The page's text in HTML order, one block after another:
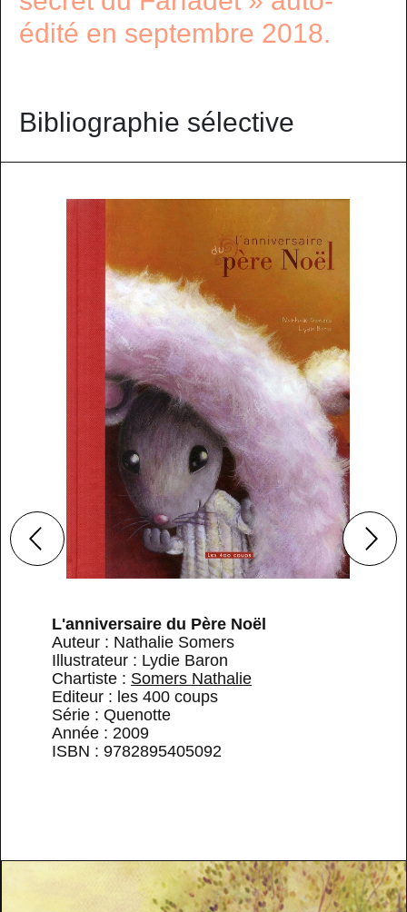
édité en septembre 2018.
Bibliographie sélective
L'anniversaire du Père Noël
Auteur : Nathalie Somers
Illustrateur : Lydie Baron
Chartiste : Somers Nathalie
Editeur : les 400 coups
Série : Quenotte
Année : 2009
ISBN : 9782895405092